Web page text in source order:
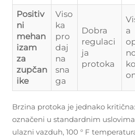
Positiv
ni
mehan
izam
za
zupčan
ike
Viso
ka
pro
daj
na
sna
ga
Dobra
regulaci
ja
protoka
a
Brzina protoka je jednako
označeni u standardnim uslovima
ulazni vazduh, 100 ° F